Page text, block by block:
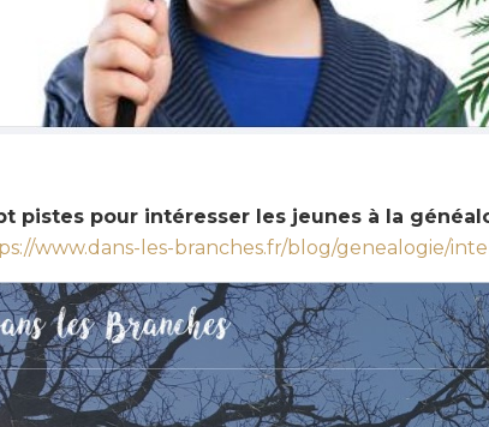
pistes pour intéresser les jeunes à la
www.dans-les-branches.fr/blog/genealogie/